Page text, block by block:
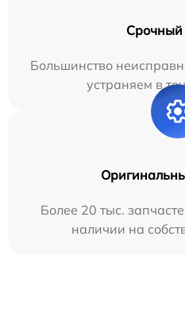
Срочный
Большинство
устраняем в
Более 20 тыс.
наличии на